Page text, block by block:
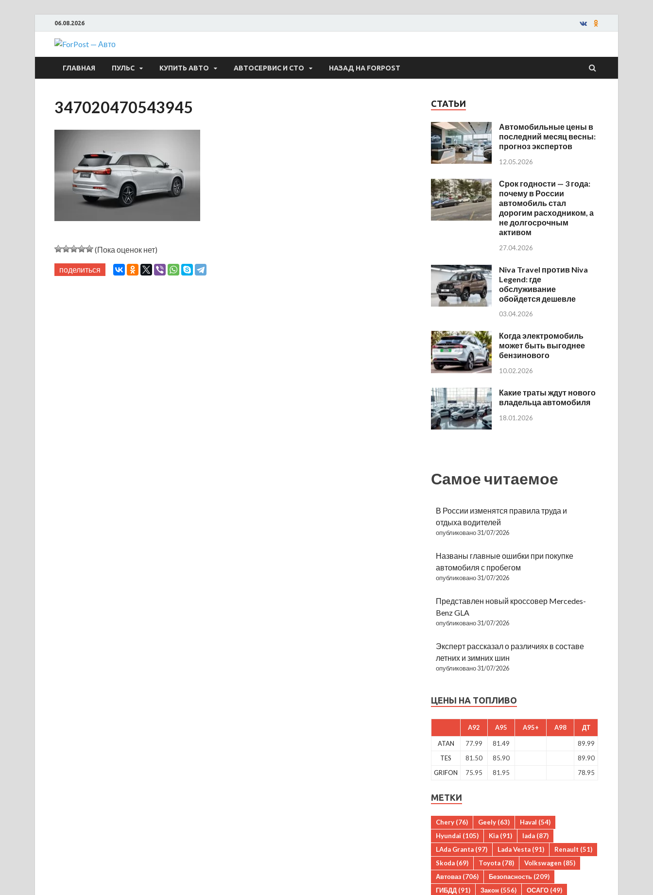
06.08.2026
ForPost — Авто
ГЛАВНАЯ ПУЛЬС КУПИТЬ АВТО АВТОСЕРВИС И СТО НАЗАД НА FORPOST
347020470543945
(Пока оценок нет)
поделиться
СТАТЬИ
Автомобильные цены в
последний месяц весны:
прогноз экспертов
12.05.2026
Срок годности — 3 года:
почему в России
автомобиль стал
дорогим расходником, а
не долгосрочным
активом
27.04.2026
Niva Travel против Niva
Legend: где
обслуживание
обойдется дешевле
03.04.2026
Когда электромобиль
может быть выгоднее
бензинового
10.02.2026
Какие траты ждут нового
владельца автомобиля
18.01.2026
Самое читаемое
В России изменятся правила труда и
отдыха водителей
опубликовано 31/07/2026
Названы главные ошибки при покупке
автомобиля с пробегом
опубликовано 31/07/2026
Представлен новый кроссовер Mercedes-
Benz GLA
опубликовано 31/07/2026
Эксперт рассказал о различиях в составе
летних и зимних шин
опубликовано 31/07/2026
ЦЕНЫ НА ТОПЛИВО
A92 A95 A95+ A98 ДТ
ATAN 77.99 81.49
89.99
TES
81.50 85.90
89.90
GRIFON
75.95 81.95 78.95
МЕТКИ
Chery (76) Geely (63) Haval (54)
Hyundai (105) Kia (91) lada (87)
LAda Granta (97) Lada Vesta (91) Renault (51)
Skoda (69) Toyota (78) Volkswagen (85)
Автоваз (706) Безопасность (209)
ГИБДД (91) Закон (556) ОСАГО (49)